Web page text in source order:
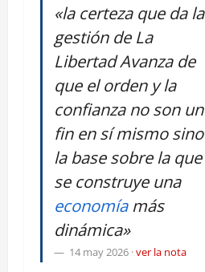
«la certeza que da la
gestión de La
Libertad Avanza de
que el orden y la
confianza no son un
fin en sí mismo sino
la base sobre la que
se construye una
economíamás
dinámica»
14 may 2026 ·ver la nota